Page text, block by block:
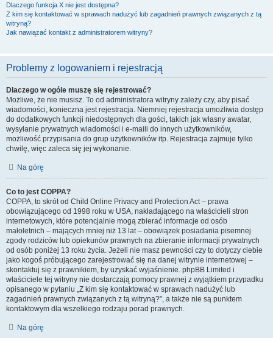
Dlaczego funkcja X nie jest dostępna?
Z kim się kontaktować w sprawach nadużyć lub zagadnień prawnych związanych z tą
witryną?
Jak nawiązać kontakt z administratorem witryny?
Problemy z logowaniem i rejestracją
Dlaczego w ogóle muszę się rejestrować?
Możliwe, że nie musisz. To od administratora witryny zależy czy, aby pisać
wiadomości, konieczna jest rejestracja. Niemniej rejestracja umożliwia dostęp
do dodatkowych funkcji niedostępnych dla gości, takich jak własny awatar,
wysyłanie prywatnych wiadomości i e-maili do innych użytkowników,
możliwość przypisania do grup użytkowników itp. Rejestracja zajmuje tylko
chwilę, więc zaleca się jej wykonanie.
Na górę
Co to jest COPPA?
COPPA, to skrót od Child Online Privacy and Protection Act – prawa
obowiązującego od 1998 roku w USA, nakładającego na właścicieli stron
internetowych, które potencjalnie mogą zbierać informacje od osób
małoletnich – mających mniej niż 13 lat – obowiązek posiadania pisemnej
zgody rodziców lub opiekunów prawnych na zbieranie informacji prywatnych
od osób poniżej 13 roku życia. Jeżeli nie masz pewności czy to dotyczy ciebie
jako kogoś próbującego zarejestrować się na danej witrynie internetowej –
skontaktuj się z prawnikiem, by uzyskać wyjaśnienie. phpBB Limited i
właściciele tej witryny nie dostarczają pomocy prawnej z wyjątkiem przypadku
opisanego w pytaniu „Z kim się kontaktować w sprawach nadużyć lub
zagadnień prawnych związanych z tą witryną?”, a także nie są punktem
kontaktowym dla wszelkiego rodzaju porad prawnych.
Na górę